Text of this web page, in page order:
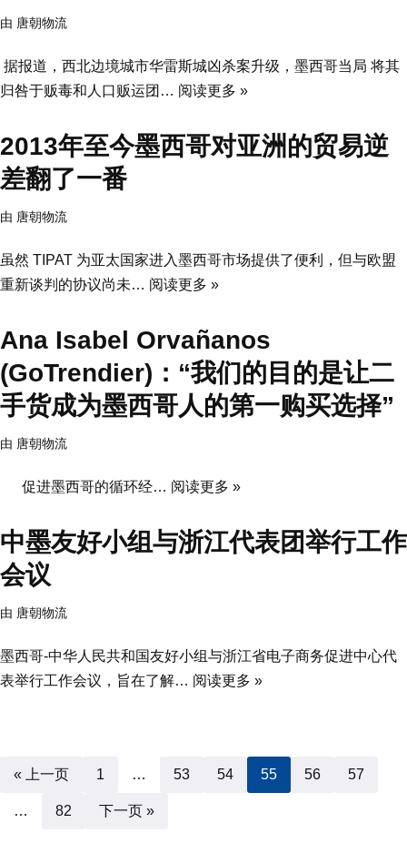
由 唐朝物流
据报道，西北边境城市华雷斯城凶杀案升级，墨西哥当局 将其
归咎于贩毒和人口贩运团… 阅读更多 »
2013年至今墨西哥对亚洲的贸易逆
差翻了一番
由 唐朝物流
虽然 TIPAT 为亚太国家进入墨西哥市场提供了便利，但与欧盟
重新谈判的协议尚未… 阅读更多 »
Ana Isabel Orvañanos
(GoTrendier)：“我们的目的是让二
手货成为墨西哥人的第一购买选择”
由 唐朝物流
促进墨西哥的循环经… 阅读更多 »
中墨友好小组与浙江代表团举行工作
会议
由 唐朝物流
墨西哥-中华人民共和国友好小组与浙江省电子商务促进中心代
表举行工作会议，旨在了解… 阅读更多 »
« 上一页 1 … 53 54 55 56 57
… 82 下一页 »